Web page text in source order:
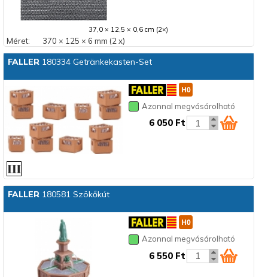
37,0 × 12,5 × 0,6 cm (2×)
Méret: 370 × 125 × 6 mm (2 x)
FALLER180334 Getränkekasten-Set
Azonnal megvásárolható
6 050 Ft
FALLER180581 Szökőkút
Azonnal megvásárolható
6 550 Ft